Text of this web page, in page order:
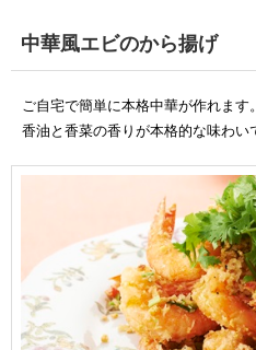
中華風エビのから揚げ
ご自宅で簡単に本格中華が作れま
香油と香菜の香りが本格的な味わい